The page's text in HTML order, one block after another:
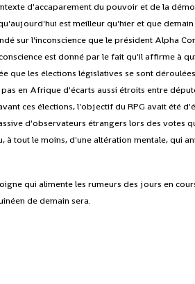
d'accaparement du pouvoir et de la
est meilleur qu'hier et que
sur l'inconscience que le président Alpha
est donné par le fait qu'il affirme à
que les élections législatives se sont
en Afrique d'écarts aussi étroits entre
ces élections, l'objectif du RPG avait été
d'observateurs étrangers lors des votes
à tout le moins, d'une altération mentale, qui
qui alimente les rumeurs des jours en
de demain sera.